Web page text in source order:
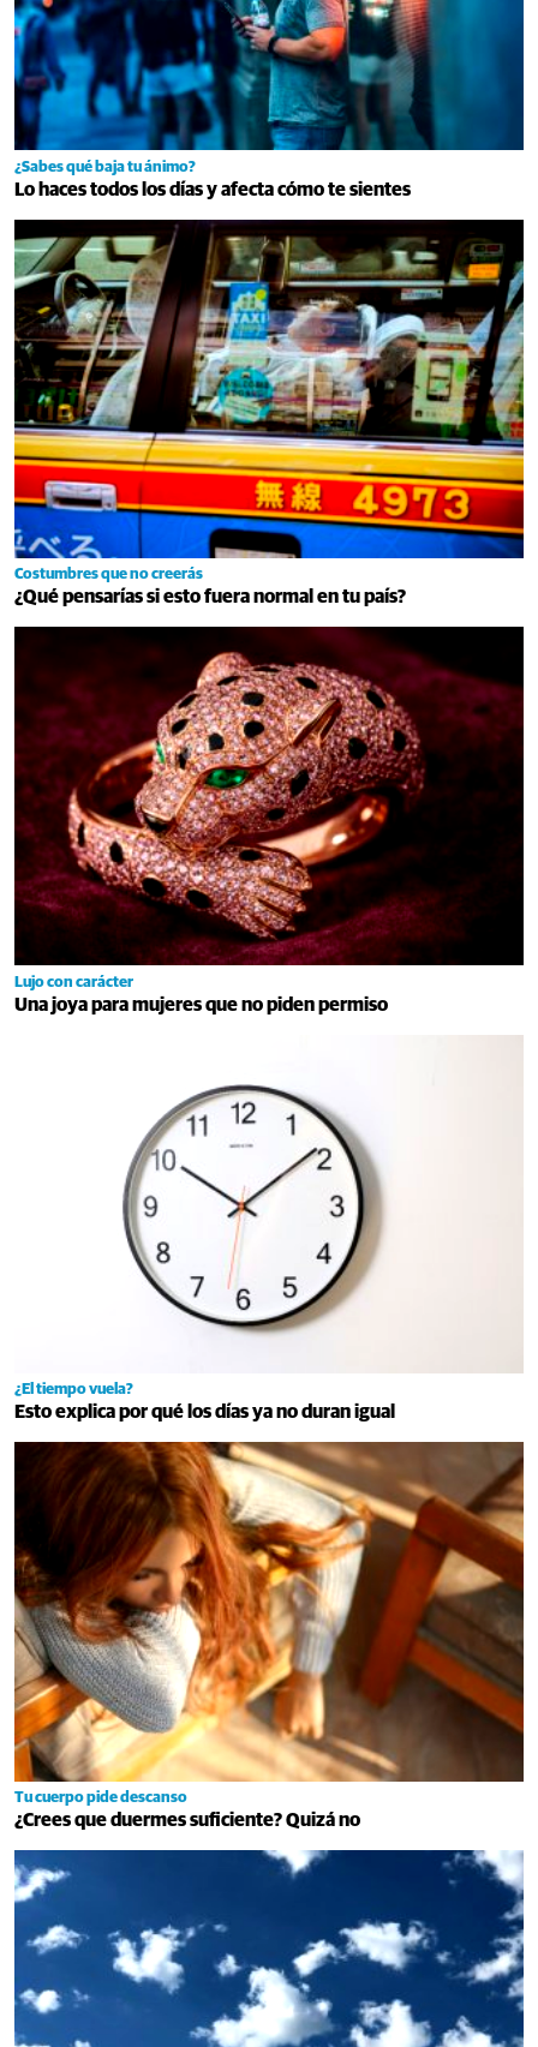
¿Sabes qué baja tu ánimo?
Lo haces todos los días y afecta cómo te sientes
Costumbres que no creerás
¿Qué pensarías si esto fuera normal en tu país?
Lujo con carácter
Una joya para mujeres que no piden permiso
¿El tiempo vuela?
Esto explica por qué los días ya no duran igual
Tu cuerpo pide descanso
¿Crees que duermes suficiente? Quizá no